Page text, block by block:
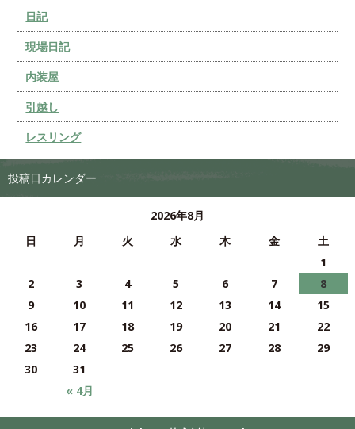
日記
現場日記
内装屋
引越し
レスリング
投稿日カレンダー
2026年8月
日
月 火 水 木 金 土
« 4月
1
2
3 4 5 6 7
8
9
10 11 12 13 14
15
16
17 18 19 20 21
22
23
24 25 26 27 28
29
30
31